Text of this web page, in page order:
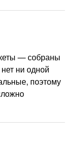
— собраны
ни одной
поэтому